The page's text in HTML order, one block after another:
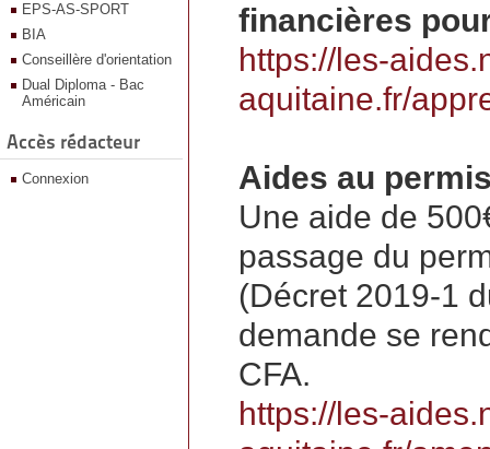
EPS-AS-SPORT
BIA
Conseillère d'orientation
Dual Diploma - Bac
Américain
Accès rédacteur
Connexion
financières
https://les-
aquitaine.fr/
Aides au
Une aide de
passage du
(Décret 2019-1
demande se
CFA.
https://les-